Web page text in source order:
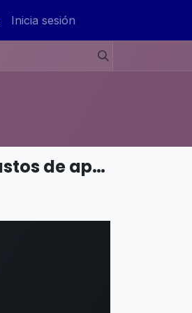
Inicia sesión
CADENA DE SUMINISTROS - Compras - Reporte de gastos de aprovisionamiento